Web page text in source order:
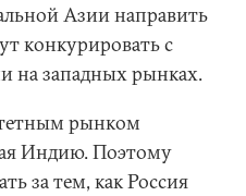
Азии направить
конкурировать с
на западных рынках.
рынком
Индию. Поэтому
за тем, как Россия